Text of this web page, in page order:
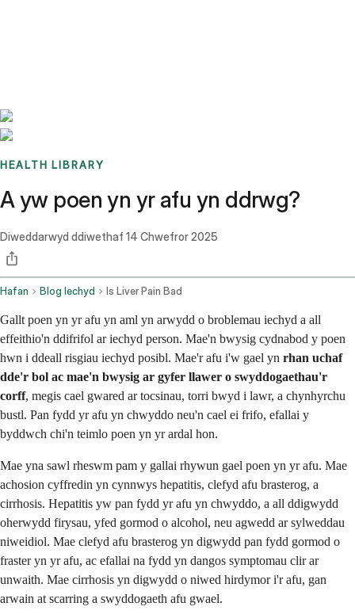
HEALTH LIBRARY
A yw poen yn yr afu yn ddrwg?
Diweddarwyd ddiwethaf 14 Chwefror 2025
Hafan Blog Iechyd Is Liver Pain Bad
Gallt poen yn yr afu yn aml yn arwydd o broblemau iechyd a all
effeithio'n ddifrifol ar iechyd person. Mae'n bwysig cydnabod y poen
hwn i ddeall risgiau iechyd posibl. Mae'r afu i'w gael yn rhan uchaf
dde'r bol ac mae'n bwysig ar gyfer llawer o swyddogaethau'r
corff, megis cael gwared ar tocsinau, torri bwyd i lawr, a chynhyrchu
bustl. Pan fydd yr afu yn chwyddo neu'n cael ei frifo, efallai y
byddwch chi'n teimlo poen yn yr ardal hon.
Mae yna sawl rheswm pam y gallai rhywun gael poen yn yr afu. Mae
achosion cyffredin yn cynnwys hepatitis, clefyd afu brasterog, a
cirrhosis. Hepatitis yw pan fydd yr afu yn chwyddo, a all ddigwydd
oherwydd firysau, yfed gormod o alcohol, neu agwedd ar sylweddau
niweidiol. Mae clefyd afu brasterog yn digwydd pan fydd gormod o
fraster yn yr afu, ac efallai na fydd yn dangos symptomau clir ar
unwaith. Mae cirrhosis yn digwydd o niwed hirdymor i'r afu, gan
arwain at scarring a swyddogaeth afu gwael.